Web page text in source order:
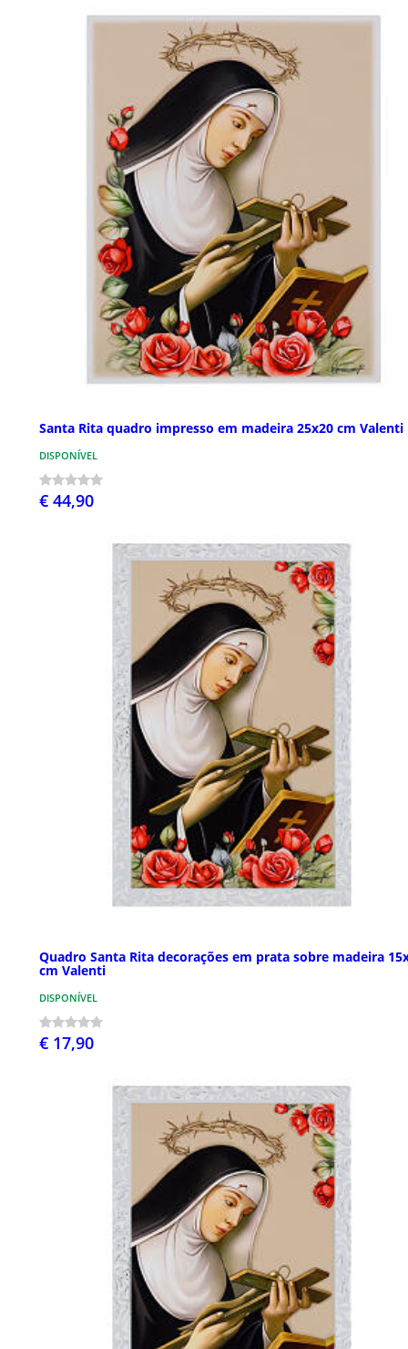
Santa Rita quadro impresso em madeira 25x20 cm Valenti
DISPONÍVEL
€ 44,90
Quadro Santa Rita decorações em prata sobre madeira
cm Valenti
DISPONÍVEL
€ 17,90